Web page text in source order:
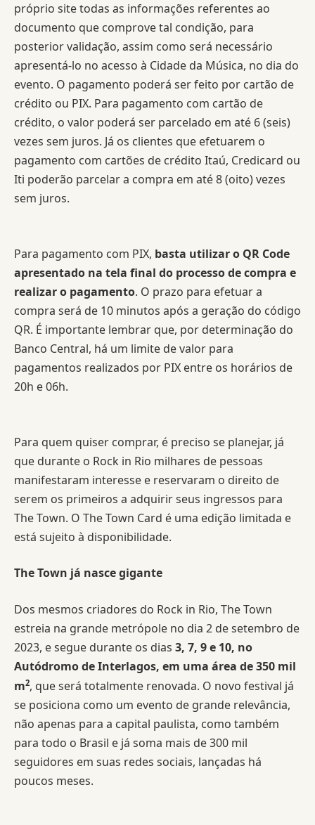
próprio site todas as informações referentes ao
documento que comprove tal condição, para
posterior validação, assim como será necessário
apresentá-lo no acesso à Cidade da Música, no dia do
evento. O pagamento poderá ser feito por cartão de
crédito ou PIX. Para pagamento com cartão de
crédito, o valor poderá ser parcelado em até 6 (seis)
vezes sem juros. Já os clientes que efetuarem o
pagamento com cartões de crédito Itaú, Credicard ou
Iti poderão parcelar a compra em até 8 (oito) vezes
sem juros.
Para pagamento com PIX, basta utilizar o QR Code
apresentado na tela final do processo de compra e
realizar o pagamento. O prazo para efetuar a
compra será de 10 minutos após a geração do código
QR. É importante lembrar que, por determinação do
Banco Central, há um limite de valor para
pagamentos realizados por PIX entre os horários de
20h e 06h.
Para quem quiser comprar, é preciso se planejar, já
que durante o Rock in Rio milhares de pessoas
manifestaram interesse e reservaram o direito de
serem os primeiros a adquirir seus ingressos para
The Town. O The Town Card é uma edição limitada e
está sujeito à disponibilidade.
The Town já nasce gigante
Dos mesmos criadores do Rock in Rio, The Town
estreia na grande metrópole no dia 2 de setembro de
2023, e segue durante os dias 3, 7, 9 e 10, no
Autódromo de Interlagos, em uma área de 350 mil
m2, que será totalmente renovada. O novo festival já
se posiciona como um evento de grande relevância,
não apenas para a capital paulista, como também
para todo o Brasil e já soma mais de 300 mil
seguidores em suas redes sociais, lançadas há
poucos meses.